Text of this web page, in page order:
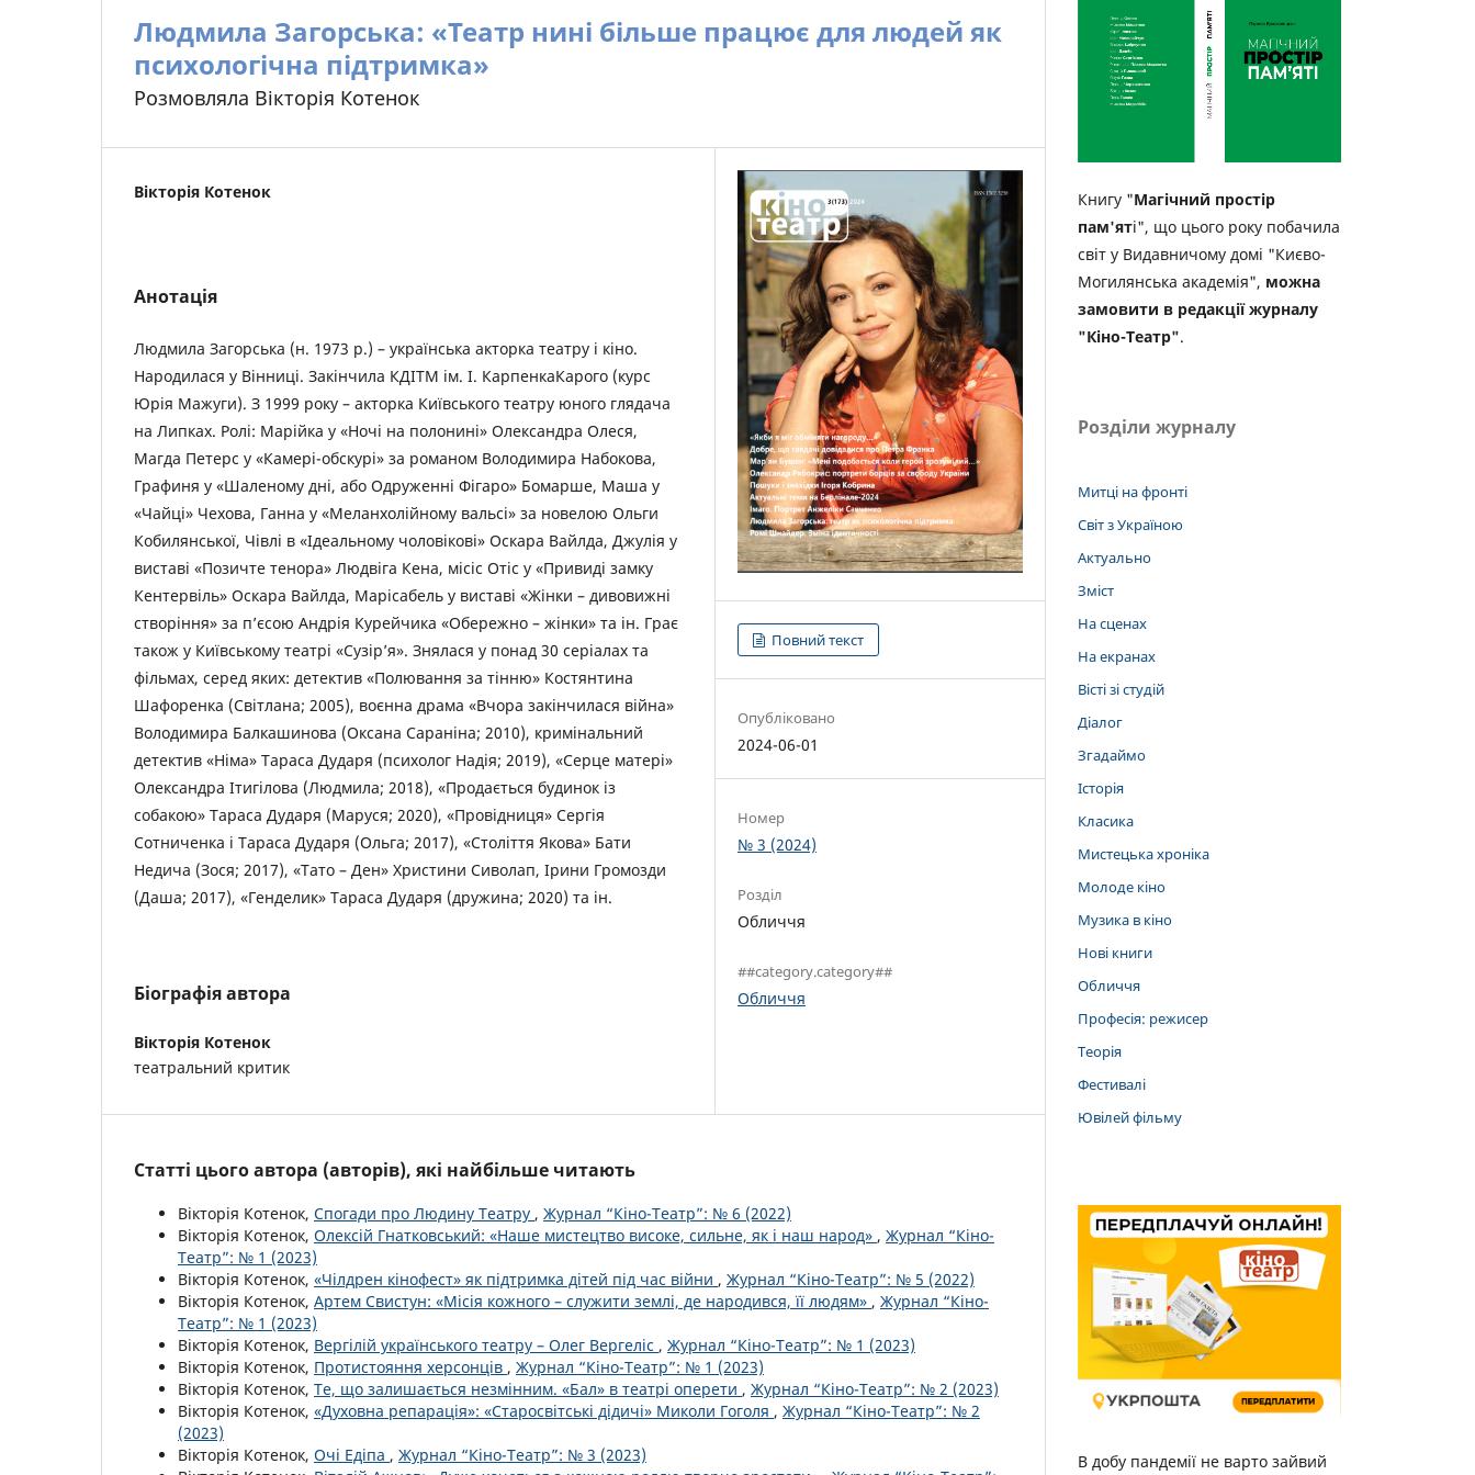
Людмила Загорська: «Театр нині більше працює для людей як
психологічна підтримка»
Розмовляла Вікторія Котенок
Вікторія Котенок
Анотація
Людмила Загорська (н. 1973 р.) – українська акторка театру і кіно.
Народилася у Вінниці. Закінчила КДІТМ ім. І. КарпенкаКарого (курс
Юрія Мажуги). З 1999 року – акторка Київського театру юного глядача
на Липках. Ролі: Марійка у «Ночі на полонині» Олександра Олеся,
Магда Петерс у «Камері-обскурі» за романом Володимира Набокова,
Графиня у «Шаленому дні, або Одруженні Фігаро» Бомарше, Маша у
«Чайці» Чехова, Ганна у «Меланхолійному вальсі» за новелою Ольги
Кобилянської, Чівлі в «Ідеальному чоловікові» Оскара Вайлда, Джулія у
виставі «Позичте тенора» Людвіга Кена, місіс Отіс у «Привиді замку
Кентервіль» Оскара Вайлда, Марісабель у виставі «Жінки – дивовижні
створіння» за п’єсою Андрія Курейчика «Обережно – жінки» та ін. Грає
також у Київському театрі «Сузір’я». Знялася у понад 30 серіалах та
фільмах, серед яких: детектив «Полювання за тінню» Костянтина
Шафоренка (Світлана; 2005), воєнна драма «Вчора закінчилася війна»
Володимира Балкашинова (Оксана Сараніна; 2010), кримінальний
детектив «Німа» Тараса Дударя (психолог Надія; 2019), «Серце матері»
Олександра Ітигілова (Людмила; 2018), «Продається будинок із
собакою» Тараса Дударя (Маруся; 2020), «Провідниця» Сергія
Сотниченка і Тараса Дударя (Ольга; 2017), «Століття Якова» Бати
Недича (Зося; 2017), «Тато – Ден» Христини Сиволап, Ірини Громозди
(Даша; 2017), «Генделик» Тараса Дударя (дружина; 2020) та ін.
Біографія автора
Вікторія Котенок
театральний критик
Повний текст
Опубліковано
2024-06-01
Номер
№ 3 (2024)
Розділ
Обличчя
##category.category##
Обличчя
Статті цього автора (авторів), які найбільше читають
Вікторія Котенок, Спогади про Людину Театру , Журнал “Кіно-Театр”: № 6 (2022)
Вікторія Котенок, Олексій Гнатковський: «Наше мистецтво високе, сильне, як і наш народ» , Журнал “Кіно-
Театр”: № 1 (2023)
Вікторія Котенок, «Чілдрен кінофест» як підтримка дітей під час війни , Журнал “Кіно-Театр”: № 5 (2022)
Вікторія Котенок, Артем Свистун: «Місія кожного – служити землі, де народився, її людям» , Журнал “Кіно-
Театр”: № 1 (2023)
Вікторія Котенок, Вергілій українського театру – Олег Вергеліс , Журнал “Кіно-Театр”: № 1 (2023)
Вікторія Котенок, Протистояння херсонців , Журнал “Кіно-Театр”: № 1 (2023)
Вікторія Котенок, Те, що залишається незмінним. «Бал» в театрі оперети , Журнал “Кіно-Театр”: № 2 (2023)
Вікторія Котенок, «Духовна репарація»: «Старосвітські дідичі» Миколи Гоголя , Журнал “Кіно-Театр”: № 2
(2023)
Вікторія Котенок, Очі Едіпа , Журнал “Кіно-Театр”: № 3 (2023)
Книгу "Магічний простір
пам'яті", що цього року побачила
світ у Видавничому домі "Києво-
Могилянська академія", можна
замовити в редакції журналу
"Кіно-Театр".
Розділи журналу
Митці на фронті
Світ з Україною
Актуально
Зміст
На сценах
На екранах
Вісті зі студій
Діалог
Згадаймо
Історія
Класика
Мистецька хроніка
Молоде кіно
Музика в кіно
Нові книги
Обличчя
Професія: режисер
Теорія
Фестивалі
Ювілей фільму
В добу пандемії не варто зайвий